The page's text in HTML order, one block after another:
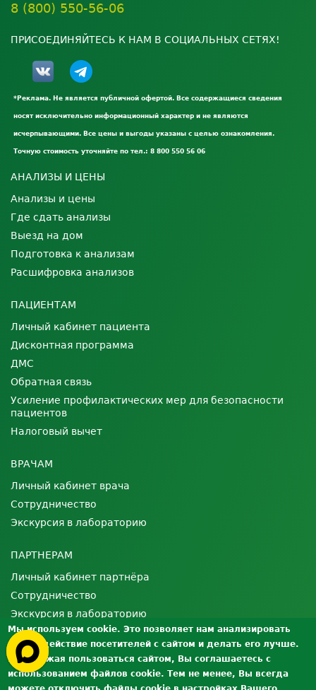
8 (800) 550-56-06
ПРИСОЕДИНЯЙТЕСЬ К НАМ В СОЦИАЛЬНЫХ СЕТЯХ!
*Реклама. Не является публичной офертой. Все содержащиеся сведения
носят исключительно информационный характер и не являются
исчерпывающими. Все цены и выгоды указаны с целью ознакомления.
Точную стоимость уточняйте по тел.: 8 800 550 56 06
АНАЛИЗЫ И ЦЕНЫ
Анализы и цены
Где сдать анализы
Выезд на дом
Подготовка к анализам
Расшифровка анализов
ПАЦИЕНТАМ
Личный кабинет пациента
Дисконтная программа
ДМС
Обратная связь
Усиление профилактических мер для безопасности
пациентов
Налоговый вычет
ВРАЧАМ
Личный кабинет врача
Сотрудничество
Экскурсия в лабораторию
ПАРТНЕРАМ
Личный кабинет партнёра
Сотрудничество
Экскурсия в лабораторию
О ЛАБОРАТОРИИ
Лицензии и сертификаты
Контроль качества
Мы используем cookie. Это позволяет нам анализировать
взаимодействие посетителей с сайтом и делать его лучше.
Продолжая пользоваться сайтом, Вы соглашаетесь с
использованием файлов cookie. Тем не менее, Вы всегда